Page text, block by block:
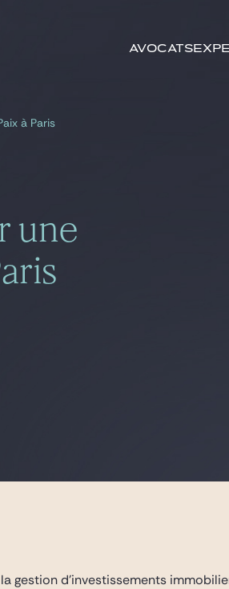
Avocats
mots-clés
à Paris
une
gestion d’investissements